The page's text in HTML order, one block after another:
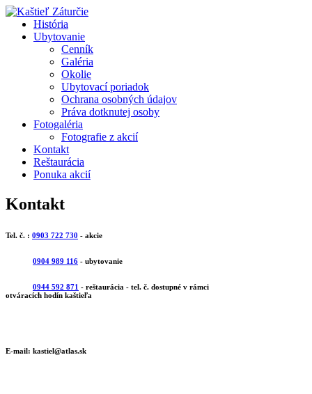
História
Ubytovanie
Cenník
Galéria
Okolie
Ubytovací poriadok
Ochrana osobných údajov
Práva dotknutej osoby
Fotogaléria
Fotografie z akcií
Kontakt
Reštaurácia
Ponuka akcií
Kontakt
Tel. č. : 0903 722 730 - akcie
0904 989 116 - ubytovanie
0944 592 871 - reštaurácia - tel. č. dostupné v rámci
otváracích hodín kaštieľa
E-mail: kastiel@atlas.sk